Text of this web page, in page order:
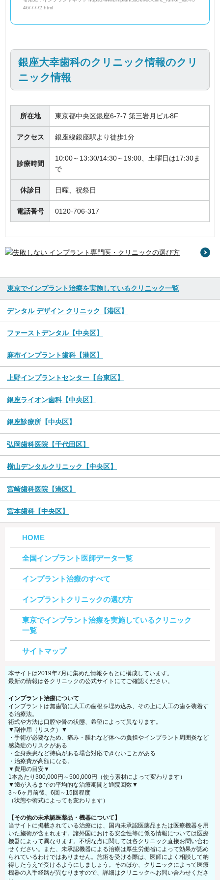
46/-/-/-/2.html
銀座大幸歯科のクリニック情報のクリ
ニック情報
所在地 東京都中央区銀座6-7-7 第三岩月ビル8F
アクセス 銀座線銀座駅より徒歩1分
診療時間
10:00～13:30/14:30～19:00、土曜日は17:30ま
で
休診日 日曜、祝祭日
電話番号 0120-706-317
東京でインプラント治療を実施しているクリニック一覧
デンタル デザイン クリニック【港区】
ファーストデンタル【中央区】
麻布インプラント歯科【港区】
上野インプラントセンター【台東区】
銀座ライオン歯科【中央区】
銀座診療所【中央区】
弘岡歯科医院【千代田区】
横山デンタルクリニック【中央区】
宮崎歯科医院【港区】
宮本歯科【中央区】
HOME
全国インプラント医師データ一覧
インプラント治療のすべて
インプラントクリニックの選び方
東京でインプラント治療を実施しているクリニック
一覧
サイトマップ
本サイトは2019年7月に集めた情報をもとに構成しています。
最新の情報は各クリニックの公式サイトにてご確認ください。
インプラント治療について
インプラントは無歯顎に人工の歯根を埋め込み、その上に人工の歯を装着す
る治療法。
術式や方法は口腔や骨の状態、希望によって異なります。
▼副作用（リスク）▼
・手術が必要なため、痛み・腫れなど体への負担やインプラント周囲炎など
感染症のリスクがある
・全身疾患など持病がある場合対応できないことがある
・治療費が高額になる。
▼費用の目安▼
1本あたり300,000円～500,000円（使う素材によって変わります）
▼歯が入るまでの平均的な治療期間と通院回数▼
3～6ヶ月前後、6回～15回程度
（状態や術式によっても変わります）
【その他の未承認医薬品・機器について】
当サイトに掲載されている治療には、国内未承認医薬品または医療機器を用
いた施術が含まれます。諸外国における安全性等に係る情報については医療
機器によって異なります。不明な点に関しては各クリニック直接お問い合わ
せください。また、未承認機器による治療は厚生労働省によって効果が認め
られているわけではありません。施術を受ける際は、医師によく相談して納
得したうえで受けるようにしましょう。そのほか、クリニックによって医療
機器の入手経路が異なりますので、詳細はクリニックへお問い合わせくださ